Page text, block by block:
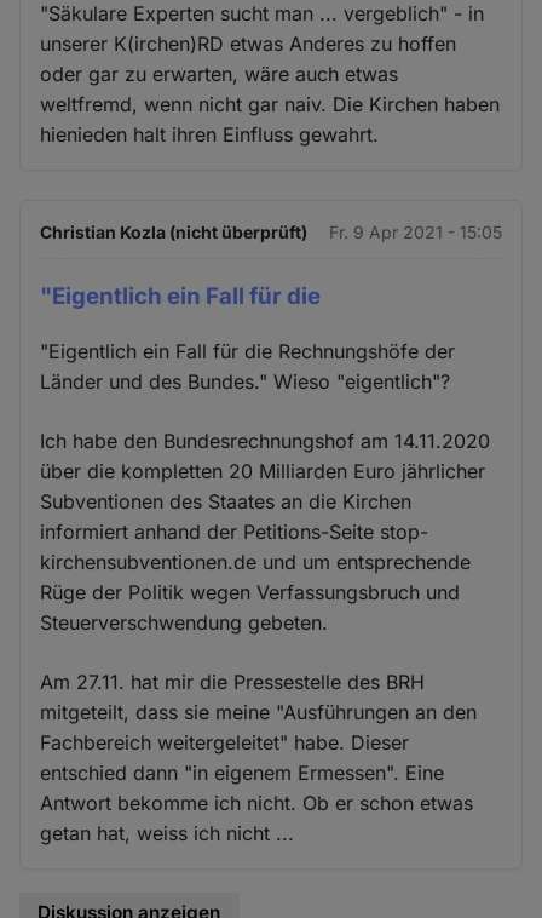
"Säkulare Experten sucht man ... vergeblich" - in
unserer K(irchen)RD etwas Anderes zu hoffen
oder gar zu erwarten, wäre auch etwas
weltfremd, wenn nicht gar naiv. Die Kirchen haben
hienieden halt ihren Einfluss gewahrt.
Christian Kozla (nicht überprüft) Fr. 9 Apr 2021 - 15:05
"Eigentlich ein Fall für die
"Eigentlich ein Fall für die Rechnungshöfe der
Länder und des Bundes." Wieso "eigentlich"?
Ich habe den Bundesrechnungshof am 14.11.2020
über die kompletten 20 Milliarden Euro jährlicher
Subventionen des Staates an die Kirchen
informiert anhand der Petitions-Seite stop-
kirchensubventionen.de und um entsprechende
Rüge der Politik wegen Verfassungsbruch und
Steuerverschwendung gebeten.
Am 27.11. hat mir die Pressestelle des BRH
mitgeteilt, dass sie meine "Ausführungen an den
Fachbereich weitergeleitet" habe. Dieser
entschied dann "in eigenem Ermessen". Eine
Antwort bekomme ich nicht. Ob er schon etwas
getan hat, weiss ich nicht ...
Diskussion anzeigen